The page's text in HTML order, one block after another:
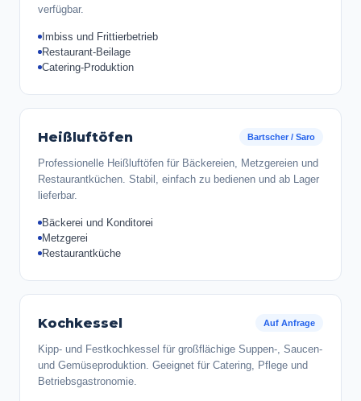
verfügbar.
Imbiss und Frittierbetrieb
Restaurant-Beilage
Catering-Produktion
Heißluftöfen Bartscher / Saro
Professionelle Heißluftöfen für Bäckereien, Metzgereien und
Restaurantküchen. Stabil, einfach zu bedienen und ab Lager
lieferbar.
Bäckerei und Konditorei
Metzgerei
Restaurantküche
Kochkessel Auf Anfrage
Kipp- und Festkochkessel für großflächige Suppen-, Saucen-
und Gemüseproduktion. Geeignet für Catering, Pflege und
Betriebsgastronomie.